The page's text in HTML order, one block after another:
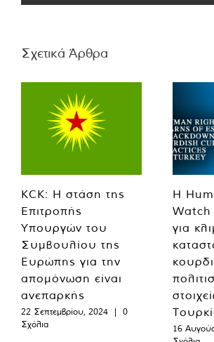
Σχετικά Άρθρα
KCK: Η στάση της
Επιτροπής
Υπουργών του
Συμβουλίου της
Ευρώπης για την
απομόνωση είναι
ανεπαρκής
22 Σεπτεμβρίου, 2024 |
0
Σχόλια
Η
Watch
για
16